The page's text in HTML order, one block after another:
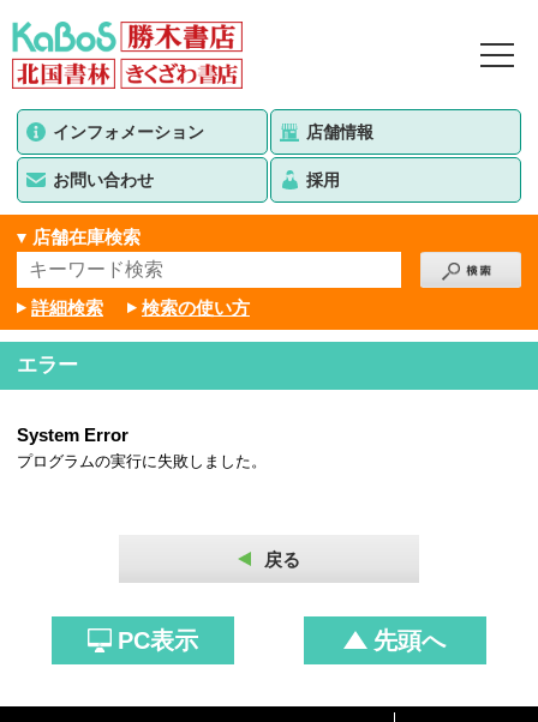
インフォメーション 店舗情報
お問い合わせ 採用
店舗在庫検索
詳細検索 検索の使い方
エラー
System Error
プログラムの実行に失敗しました。
戻る
PC表示 先頭へ